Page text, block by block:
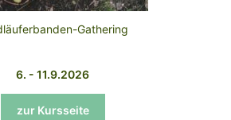
Gathering
6. - 11.9.2026
zur Kursseite